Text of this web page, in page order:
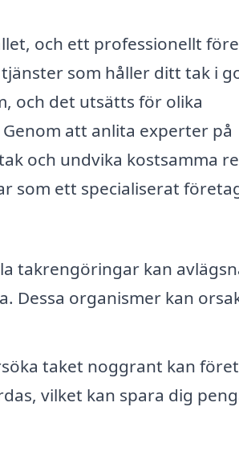
och ett professionellt
som håller ditt tak i
och det utsätts för olika
att anlita experter på
och undvika kostsamma
som ett specialiserat
takrengöringar kan
Dessa organismer kan
taket noggrant kan
vilket kan spara dig